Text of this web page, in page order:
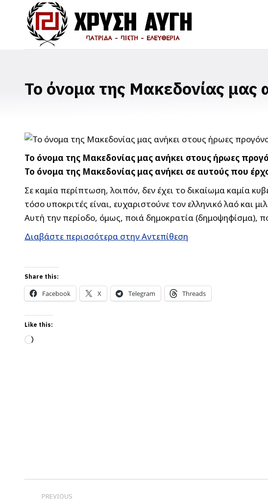
Το όνομα της Μακεδονίας μας
Το όνομα της Μακεδονίας μας ανήκει στους ήρωες
Το όνομα της Μακεδονίας μας ανήκει σε αυτούς που
Σε καμία περίπτωση, λοιπόν, δεν έχει το δικαίωμα καμία
τόσο υποκριτές είναι, ευχαριστούνε τον ελληνικό λαό και
Αυτή την περίοδο, όμως, ποιά δημοκρατία (δημοψηφίσμα),
Διαβάστε περισσότερα στην Αντεπίθεση
Share this:
Facebook X Telegram Threads
Like this:
Loading…
Post
PREVIOUS